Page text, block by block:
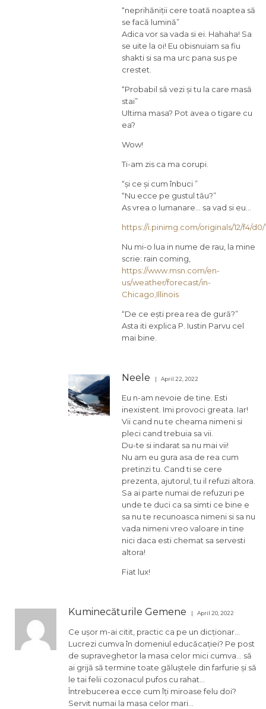
“neprihăniții cere toată noaptea să
se facă lumină”
Adica vor sa vada si ei. Hahaha! Sa
se uite la oi! Eu obisnuiam sa fiu
shakti si sa ma urc pana sus pe
crestet.
“Probabil să vezi și tu la care masă
stai”
Ultima masa? Pot avea o tigare cu
ea?
Wow!
Ti-am zis ca ma corupi.
“și ce și cum înbuci ”
“Nu ecce pe gustul tău?”
As vrea o lumanare… sa vad si eu…
https://i.pinimg.com/originals/12/f4/
Nu mi-o lua in nume de rau, la mine
scrie: rain coming,
https://www.msn.com/en-
us/weather/forecast/in-
Chicago,Illinois
“De ce ești prea rea de gură?”
Asta iti explica P. Iustin Parvu cel
mai bine.
Neele April 22, 2022
Eu n-am nevoie de tine. Esti
inexistent. Imi provoci greata. Iar!
Vii cand nu te cheama nimeni si
pleci cand trebuia sa vii.
Du-te si indarat sa nu mai vii!
Nu am eu gura asa de rea cum
pretinzi tu. Cand ti se cere
prezenta, ajutorul, tu il refuzi altora.
Sa ai parte numai de refuzuri pe
unde te duci ca sa simti ce bine e
sa nu te recunoasca nimeni si sa nu
vada nimeni vreo valoare in tine
nici daca esti chemat sa servesti
altora!
Fiat lux!
Kuminecăturile Gemene April 20, 2022
Ce ușor m-ai citit, practic ca pe un dicționar…
Lucrezi cumva în domeniul educăcației? Pe post
de supraveghetor la masa celor mici cumva… să
ai grijă să termine toate găluștele din farfurie și să
le tai felii cozonacul pufos cu rahat…
Întrebucerea ecce cum îți miroase felu doi?
Servit numai la masa celor mari…